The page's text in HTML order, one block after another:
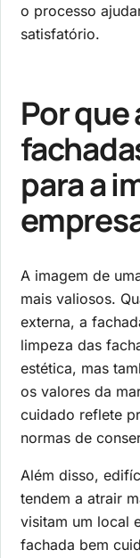
o processo
satisfatório.
Por que
para a
A imagem de
mais valiosos.
externa, a
limpeza das
estética, mas
os valores da
cuidado reflete
normas de
Além disso,
tendem a atrair
visitam um local
fachada bem